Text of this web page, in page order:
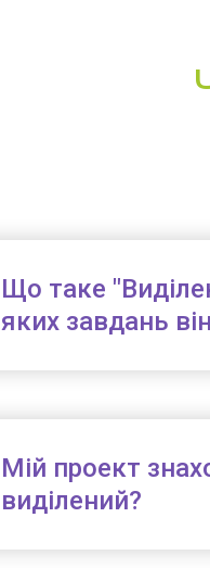
Що таке
яких завдань
Мій проект
виділений?